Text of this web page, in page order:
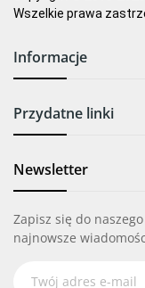
Wszelkie prawa
Informacje
Przydatne linki
Newsletter
Zapisz się do
najnowsze